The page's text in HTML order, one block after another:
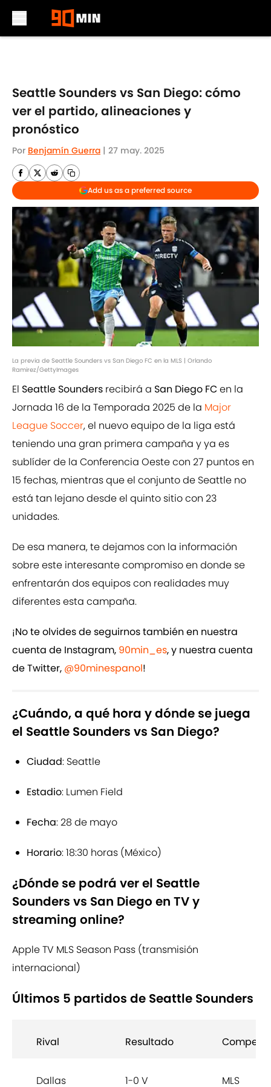
Seattle Sounders vs San Diego: cómo
ver el partido, alineaciones y
pronóstico
Por Benjamín Guerra | 27 may. 2025
Add us as a preferred source
La previa de Seattle Sounders vs San Diego FC en la MLS | Orlando
Ramirez/GettyImages
El Seattle Sounders recibirá a San Diego FCen la
Jornada 16 de la Temporada 2025 de la Major
League Soccer, el nuevo equipo de la liga está
teniendo una gran primera campaña y ya es
sublíder de la Conferencia Oeste con 27 puntos en
15 fechas, mientras que el conjunto de Seattle no
está tan lejano desde el quinto sitio con 23
unidades.
De esa manera, te dejamos con la información
sobre este interesante compromiso en donde se
enfrentarán dos equipos con realidades muy
diferentes esta campaña.
¡No te olvides de seguirnos también en nuestra
cuenta de Instagram, 90min_es, y nuestra cuenta
de Twitter, @90minespanol!
¿Cuándo, a qué hora y dónde se juega
el Seattle Sounders vs San Diego?
Ciudad: Seattle
Estadio: Lumen Field
Fecha: 28 de mayo
Horario: 18:30 horas (México)
¿Dónde se podrá ver el Seattle
Sounders vs San Diego en TV y
streaming online?
Apple TV MLS Season Pass (transmisión
internacional)
Últimos 5 partidos de Seattle Sounders
Rival Resultado
Dallas 1-0 V MLS